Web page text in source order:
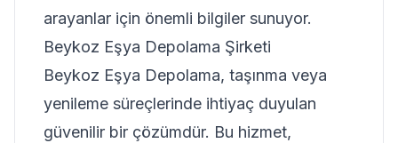
arayanlar için önemli bilgiler sunuyor.
Beykoz Eşya Depolama Şirketi
Beykoz Eşya Depolama, taşınma veya
yenileme süreçlerinde ihtiyaç duyulan
güvenilir bir çözümdür. Bu hizmet,